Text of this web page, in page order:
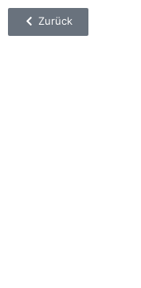
Zurück